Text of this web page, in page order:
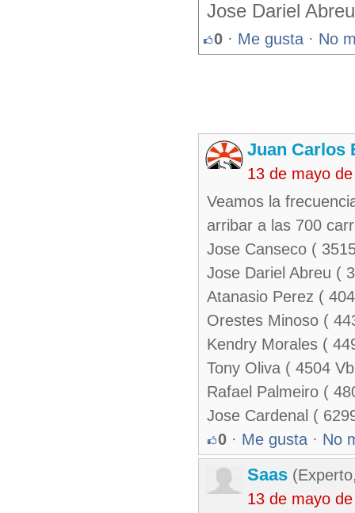
Jose Dariel
0 · Me gusta · No
Juan Carlos
13 de mayo
Veamos la
arribar a las 700
Jose Canseco (
Jose Dariel Abreu (
Atanasio Perez (
Orestes Minoso (
Kendry Morales (
Tony Oliva ( 4504
Rafael Palmeiro (
Jose Cardenal (
0 · Me gusta · No
Saas
13 de mayo